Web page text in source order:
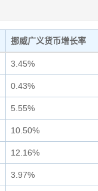
挪威广义货币增长率
3.45%
0.43%
5.55%
10.50%
12.16%
3.97%